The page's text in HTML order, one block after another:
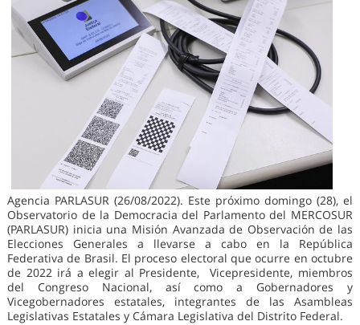
Agencia PARLASUR (26/08/2022). Este próximo domingo (28), el
Observatorio de la Democracia del Parlamento del MERCOSUR
(PARLASUR) inicia una Misión Avanzada de Observación de las
Elecciones Generales a llevarse a cabo en la República
Federativa de Brasil. El proceso electoral que ocurre en octubre
de 2022 irá a elegir al Presidente, Vicepresidente, miembros
del Congreso Nacional, así como a Gobernadores y
Vicegobernadores estatales, integrantes de las Asambleas
Legislativas Estatales y Cámara Legislativa del Distrito Federal.